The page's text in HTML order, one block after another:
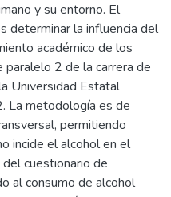
y su entorno. El
determinar la influencia del
académico de los
2 de la carrera de
Universidad Estatal
La metodología es de
permitiendo
incide el alcohol en el
cuestionario de
al consumo de alcohol